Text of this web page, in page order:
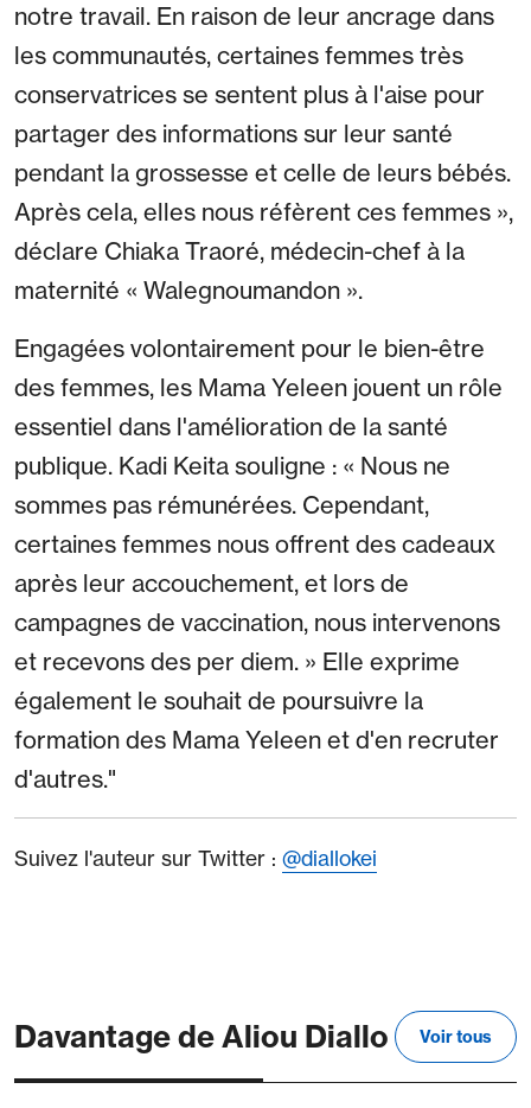
notre travail. En raison de leur ancrage dans
les communautés, certaines femmes très
conservatrices se sentent plus à l'aise pour
partager des informations sur leur santé
pendant la grossesse et celle de leurs bébés.
Après cela, elles nous réfèrent ces femmes »,
déclare Chiaka Traoré, médecin-chef à la
maternité « Walegnoumandon ».
Engagées volontairement pour le bien-être
des femmes, les Mama Yeleen jouent un rôle
essentiel dans l'amélioration de la santé
publique. Kadi Keita souligne : « Nous ne
sommes pas rémunérées. Cependant,
certaines femmes nous offrent des cadeaux
après leur accouchement, et lors de
campagnes de vaccination, nous intervenons
et recevons des per diem. » Elle exprime
également le souhait de poursuivre la
formation des Mama Yeleen et d'en recruter
d'autres."
Suivez l'auteur sur Twitter : @diallokei
Davantage de Aliou Diallo Voir tous